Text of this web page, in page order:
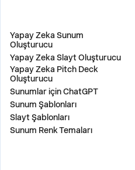
Yapay Zeka Sunum
Oluşturucu
Yapay Zeka Slayt Oluşturucu
Yapay Zeka Pitch Deck
Oluşturucu
Sunumlar için ChatGPT
Sunum Şablonları
Slayt Şablonları
Sunum Renk Temaları